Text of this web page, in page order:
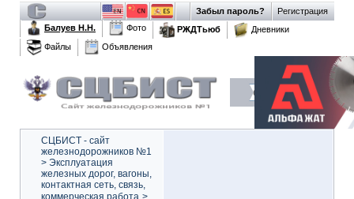
Регистрация
Забыл пароль?
Балуев Н.Н.
Фото РЖДТьюб
Дневники
Файлы
Объявления
СЦБИСТ - сайт
железнодорожников №1
> Эксплуатация
железных дорог, вагоны,
контактная сеть, связь,
коммерческая работа >